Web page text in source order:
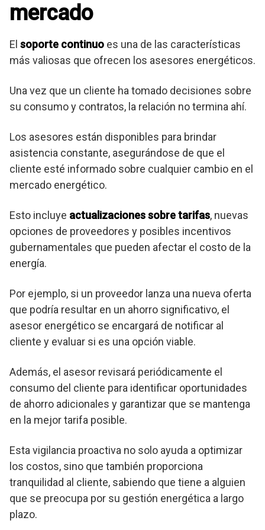
mercado
El soporte continuo es una de las características
más valiosas que ofrecen los asesores energéticos.
Una vez que un cliente ha tomado decisiones sobre
su consumo y contratos, la relación no termina ahí.
Los asesores están disponibles para brindar
asistencia constante, asegurándose de que el
cliente esté informado sobre cualquier cambio en el
mercado energético.
Esto incluye actualizaciones sobre tarifas, nuevas
opciones de proveedores y posibles incentivos
gubernamentales que pueden afectar el costo de la
energía.
Por ejemplo, si un proveedor lanza una nueva oferta
que podría resultar en un ahorro significativo, el
asesor energético se encargará de notificar al
cliente y evaluar si es una opción viable.
Además, el asesor revisará periódicamente el
consumo del cliente para identificar oportunidades
de ahorro adicionales y garantizar que se mantenga
en la mejor tarifa posible.
Esta vigilancia proactiva no solo ayuda a optimizar
los costos, sino que también proporciona
tranquilidad al cliente, sabiendo que tiene a alguien
que se preocupa por su gestión energética a largo
plazo.